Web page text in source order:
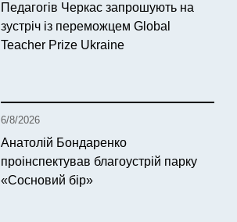
Педагогів Черкас запрошують на
зустріч із переможцем Global
Teacher Prize Ukraine
6/8/2026
Анатолій Бондаренко
проінспектував благоустрій парку
«Сосновий бір»